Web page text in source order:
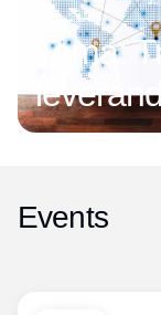
Tema:
Events